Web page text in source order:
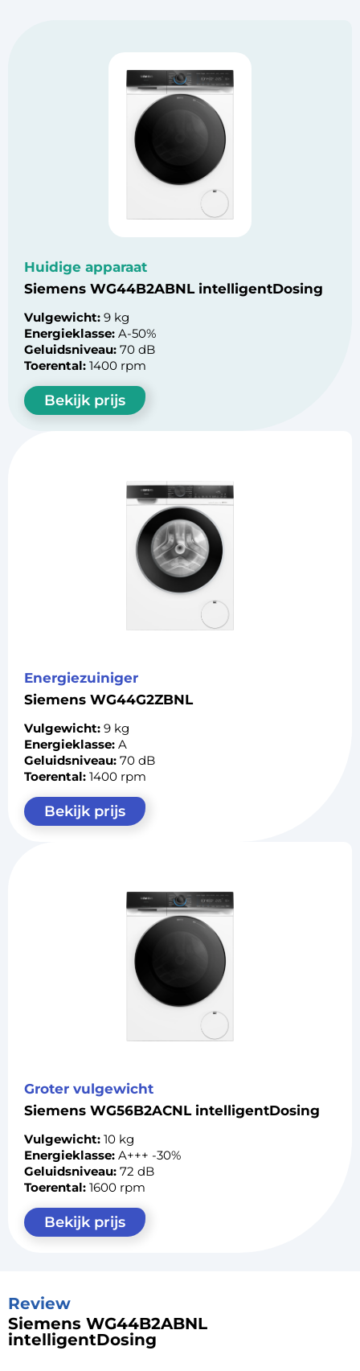
Huidige apparaat
Siemens WG44B2ABNL intelligentDosing
Vulgewicht: 9 kg
Energieklasse: A-50%
Geluidsniveau: 70 dB
Toerental: 1400 rpm
Bekijk prijs
Energiezuiniger
Siemens WG44G2ZBNL
Vulgewicht: 9 kg
Energieklasse: A
Geluidsniveau: 70 dB
Toerental: 1400 rpm
Bekijk prijs
Groter vulgewicht
Siemens WG56B2ACNL intelligentDosing
Vulgewicht: 10 kg
Energieklasse: A+++ -30%
Geluidsniveau: 72 dB
Toerental: 1600 rpm
Bekijk prijs
Review
Siemens WG44B2ABNL
intelligentDosing